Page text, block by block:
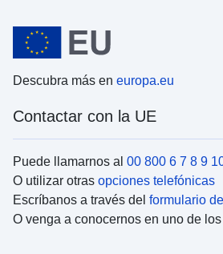
Descubra más en europa.eu
Contactar con la UE
Puede llamarnos al 00 800 6 7 8 9
O utilizar otras opciones telefónicas
Escríbanos a través del formulario
O venga a conocernos en uno de los